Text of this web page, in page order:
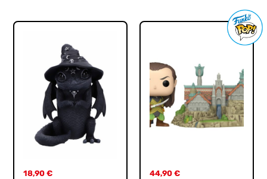
18,90€ 44,90 €